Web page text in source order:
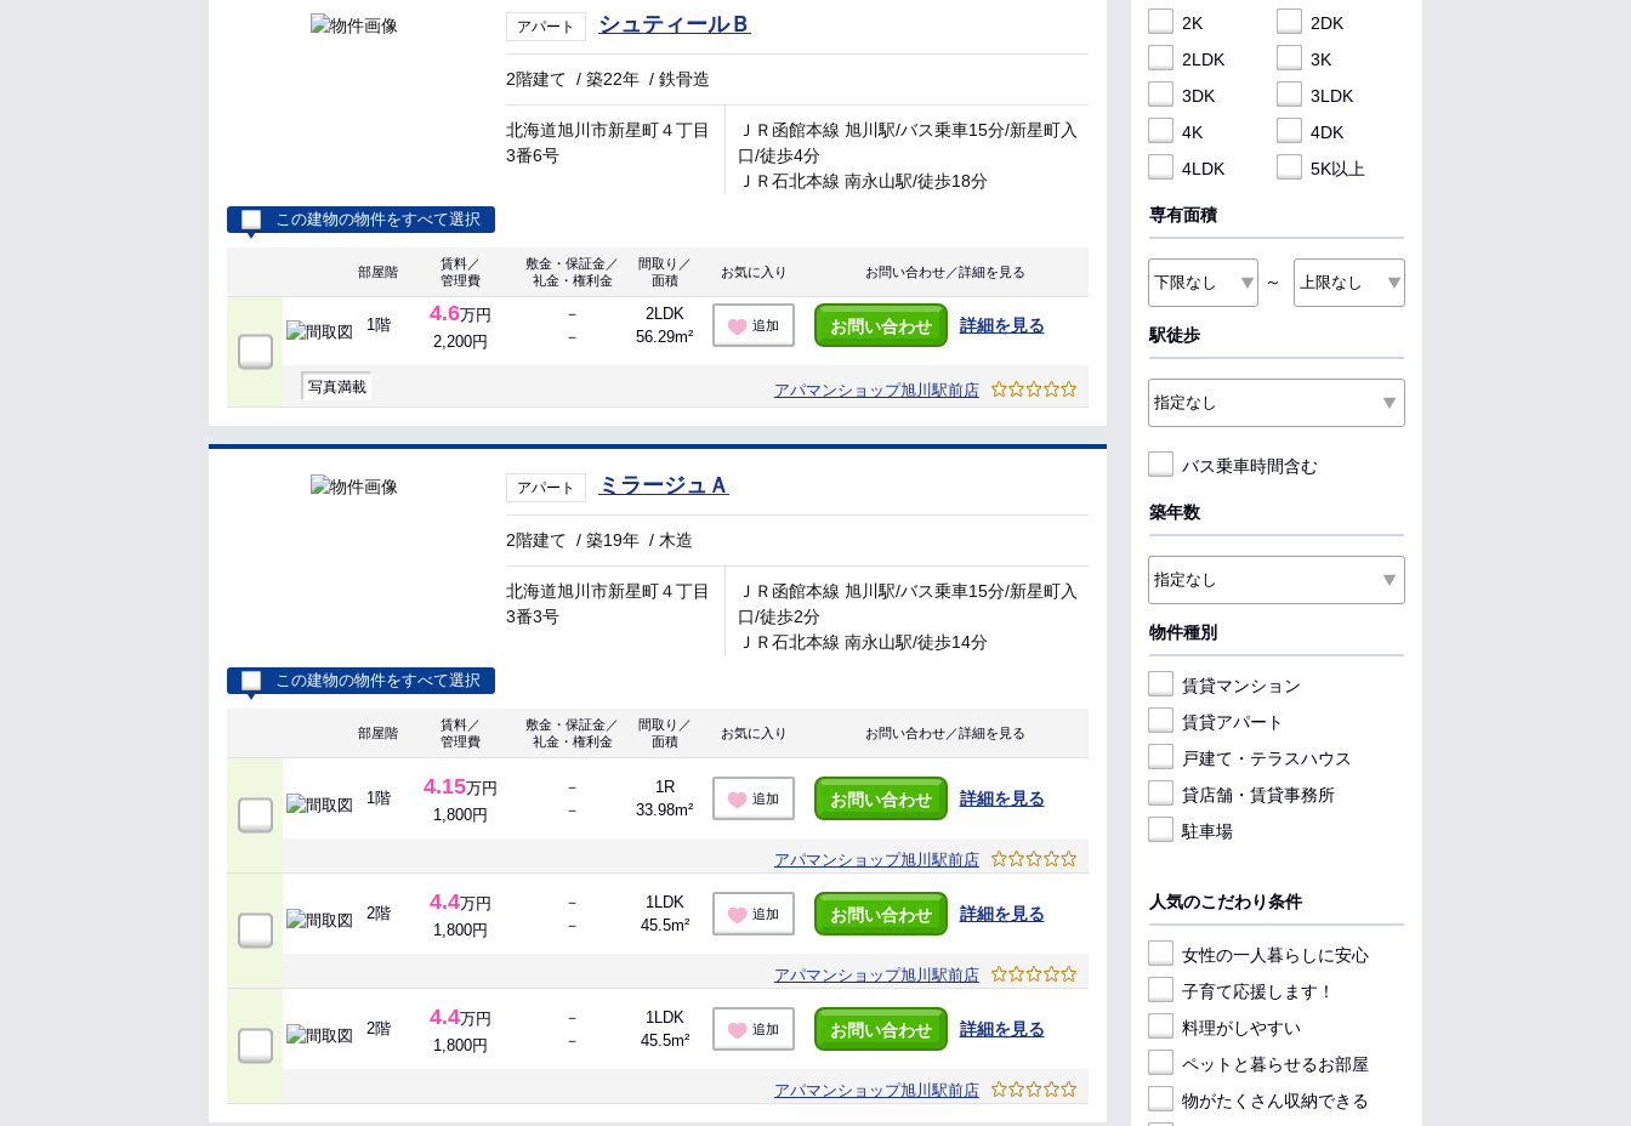
アパート シュティールＢ
2階建て /築22年 /鉄骨造
北海道旭川市新星町４丁目
3番6号
ＪＲ函館本線 旭川駅/バス乗車15分/新星町入
口/徒歩4分
ＪＲ石北本線 南永山駅/徒歩18分
この建物の物件をすべて選択
部屋階
賃料／
管理費
敷金・保証金／
礼金・権利金
間取り／
面積
お気に入り お問い合わせ／詳細を見る
1階 4.6万円
2,200円
－
－
2LDK
56.29m²
追加 お問い合わせ 詳細を見る
写真満載 アパマンショップ旭川駅前店
アパート ミラージュＡ
2階建て /築19年 / 木造
北海道旭川市新星町４丁目
3番3号
ＪＲ函館本線 旭川駅/バス乗車15分/新星町入
口/徒歩2分
ＪＲ石北本線 南永山駅/徒歩14分
この建物の物件をすべて選択
部屋階
賃料／
管理費
敷金・保証金／
礼金・権利金
間取り／
面積
お気に入り お問い合わせ／詳細を見る
1階 4.15万円
1,800円
－
－
1R
33.98m²
追加 お問い合わせ 詳細を見る
アパマンショップ旭川駅前店
2階 4.4万円
1,800円
－
－
1LDK
45.5m²
追加 お問い合わせ 詳細を見る
アパマンショップ旭川駅前店
2階 4.4万円
1,800円
－
－
1LDK
45.5m²
追加 お問い合わせ 詳細を見る
アパマンショップ旭川駅前店
2K
2DK
2LDK
3K
3DK
3LDK
4K
4DK
4LDK
5K以上
専有面積
～
駅徒歩
バス乗車時間含む
築年数
物件種別
賃貸マンション
賃貸アパート
戸建て・テラスハウス
貸店舗・賃貸事務所
駐車場
人気のこだわり条件
女性の一人暮らしに安心
子育て応援します！
料理がしやすい
ペットと暮らせるお部屋
物がたくさん収納できる